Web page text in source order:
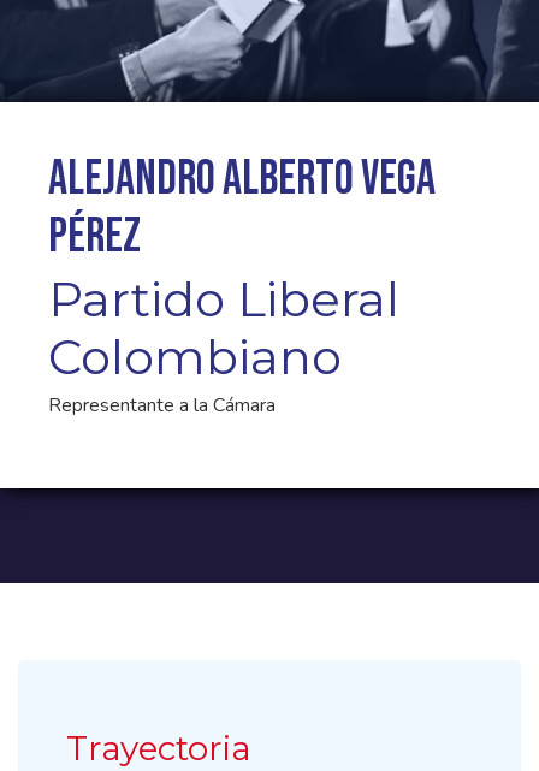
Alejandro Alberto Vega
Pérez
Partido Liberal
Colombiano
Representante a la Cámara
Trayectoria